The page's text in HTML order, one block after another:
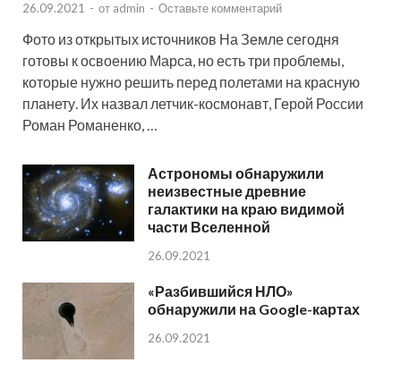
26.09.2021 - от admin - Оставьте комментарий
Фото из открытых источников На Земле сегодня
готовы к освоению Марса, но есть три проблемы,
которые нужно решить перед полетами на красную
планету. Их назвал летчик-космонавт, Герой России
Роман Романенко, …
Астрономы обнаружили
неизвестные древние
галактики на краю видимой
части Вселенной
26.09.2021
«Разбившийся НЛО»
обнаружили на Google-картах
26.09.2021